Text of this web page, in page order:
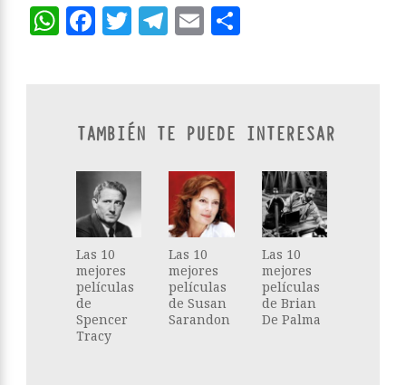
WhatsApp
Facebook
Twitter
Telegram
Email
TAMBIÉN TE PUEDE INTERESAR
Las 10
mejores
películas
de
Spencer
Tracy
Las 10
mejores
películas
de Susan
Sarandon
Las 10
mejores
películas
de Brian
De Palma